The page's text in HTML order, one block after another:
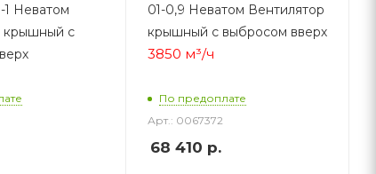
1 Неватом
крышный с
01-0,9 Неватом Вентилятор
крышный с выбросом вверх
3850 м³/ч
По предоплате
Арт.: 0067372
68 410 р.